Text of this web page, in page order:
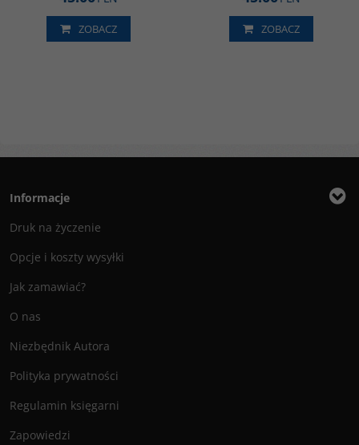
ZOBACZ ZOBACZ
Informacje
Druk na życzenie
Opcje i koszty wysyłki
Jak zamawiać?
O nas
Niezbędnik Autora
Polityka prywatności
Regulamin księgarni
Zapowiedzi